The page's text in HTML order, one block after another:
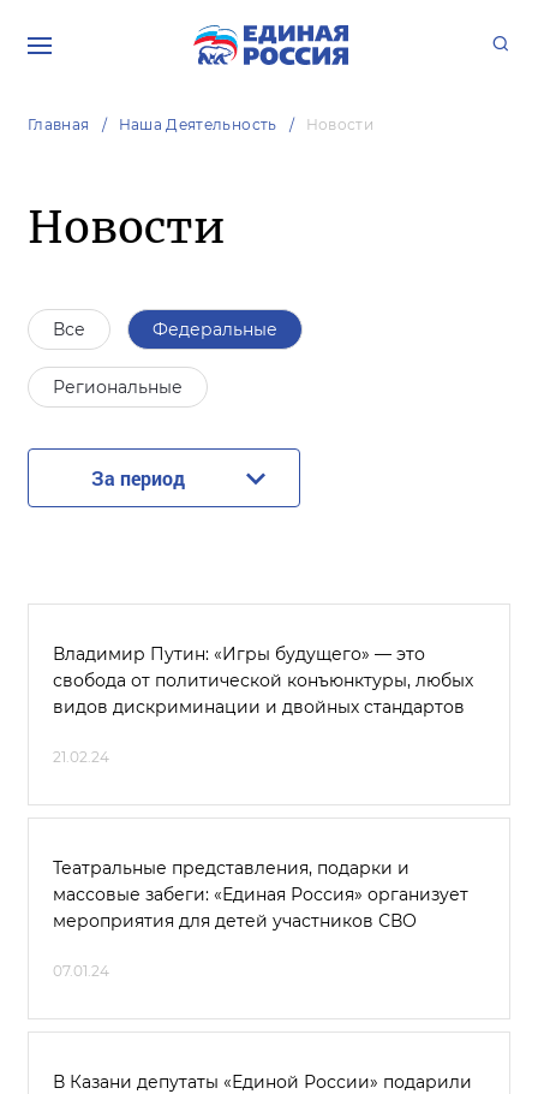
Главная Наша Деятельность Новости
Новости
Все Федеральные
Региональные
За период
Владимир Путин: «Игры будущего» — это
свобода от политической конъюнктуры, любых
видов дискриминации и двойных стандартов
21.02.24
Театральные представления, подарки и
массовые забеги: «Единая Россия» организует
мероприятия для детей участников СВО
07.01.24
В Казани депутаты «Единой России» подарили